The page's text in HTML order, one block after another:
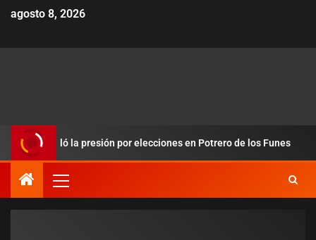
agosto 8, 2026
la presión por elecciones en Potrero de los Funes